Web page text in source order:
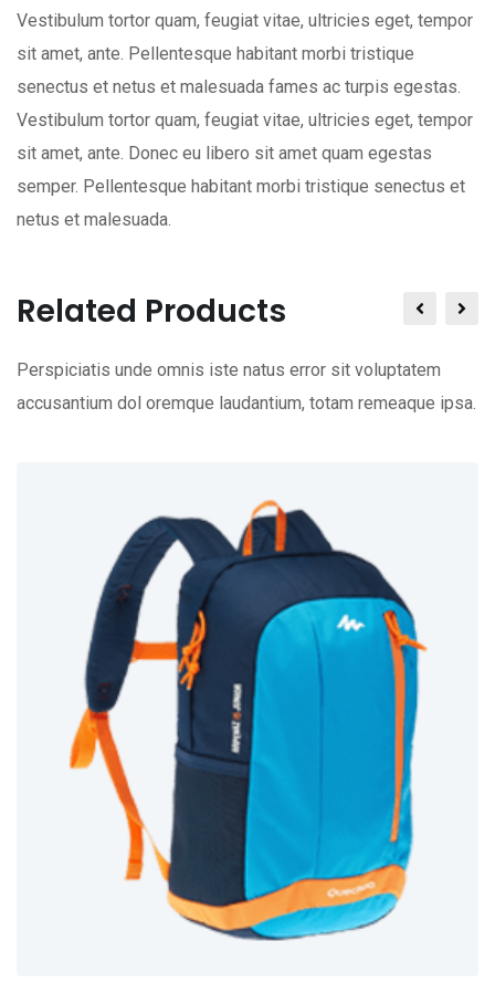
Vestibulum tortor quam, feugiat vitae, ultricies eget, tempor
sit amet, ante. Pellentesque habitant morbi tristique
senectus et netus et malesuada fames ac turpis egestas.
Vestibulum tortor quam, feugiat vitae, ultricies eget, tempor
sit amet, ante. Donec eu libero sit amet quam egestas
semper. Pellentesque habitant morbi tristique senectus et
netus et malesuada.
Related Products
Perspiciatis unde omnis iste natus error sit voluptatem
accusantium dol oremque laudantium, totam remeaque ipsa.